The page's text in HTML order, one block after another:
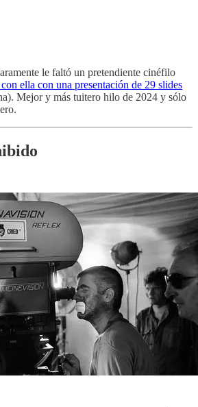
le faltó un pretendiente cinéfilo
ella con una presentación de 29 slides
Mejor y más tuitero hilo de 2024 y sólo